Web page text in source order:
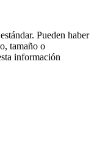
Pueden haber
tamaño o
información